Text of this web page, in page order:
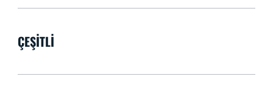
ÇEŞITLI